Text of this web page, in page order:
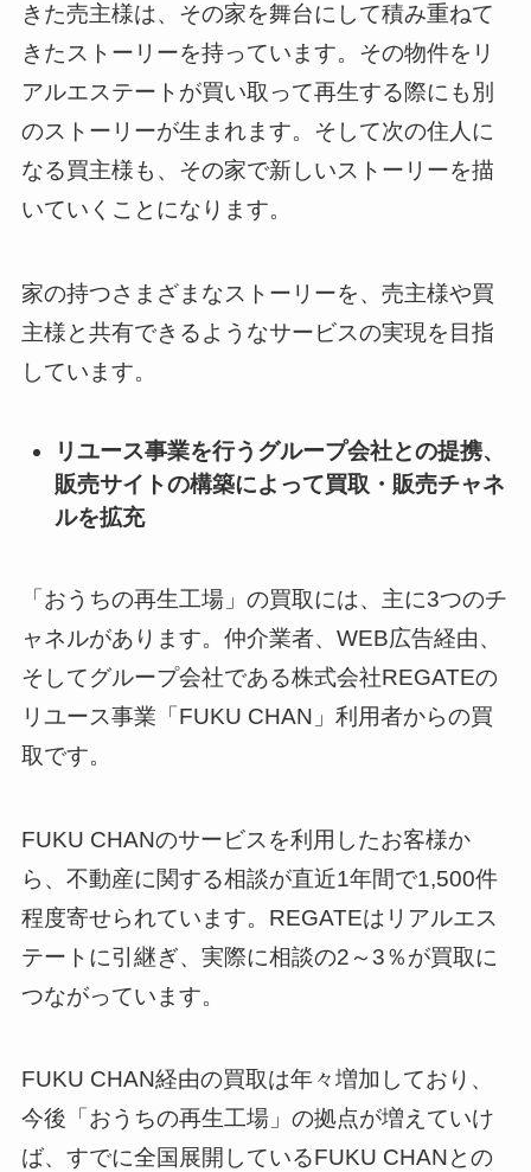
きた売主様は、その家を舞台にして積み重ねて
きたストーリーを持っています。その物件をリ
アルエステートが買い取って再生する際にも別
のストーリーが生まれます。そして次の住人に
なる買主様も、その家で新しいストーリーを描
いていくことになります。
家の持つさまざまなストーリーを、売主様や買
主様と共有できるようなサービスの実現を目指
しています。
リユース事業を行うグループ会社との提携、
販売サイトの構築によって買取・販売チャネ
ルを拡充
「おうちの再生工場」の買取には、主に3つのチ
ャネルがあります。仲介業者、WEB広告経由、
そしてグループ会社である株式会社REGATEの
リユース事業「FUKU CHAN」利用者からの買
取です。
FUKU CHANのサービスを利用したお客様か
ら、不動産に関する相談が直近1年間で1,500件
程度寄せられています。REGATEはリアルエス
テートに引継ぎ、実際に相談の2～3％が買取に
つながっています。
FUKU CHAN経由の買取は年々増加しており、
今後「おうちの再生工場」の拠点が増えていけ
ば、すでに全国展開しているFUKU CHANとの